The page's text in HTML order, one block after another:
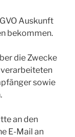
Auskunft
bekommen.
die Zwecke
sowie
an den
E-Mail an